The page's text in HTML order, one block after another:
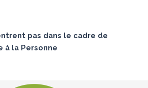
pas dans le cadre de
à la Personne